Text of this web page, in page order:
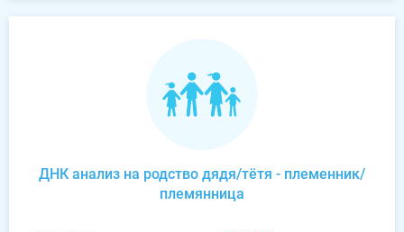
ДНК анализ на родство дядя/тётя - племенник/
племянница